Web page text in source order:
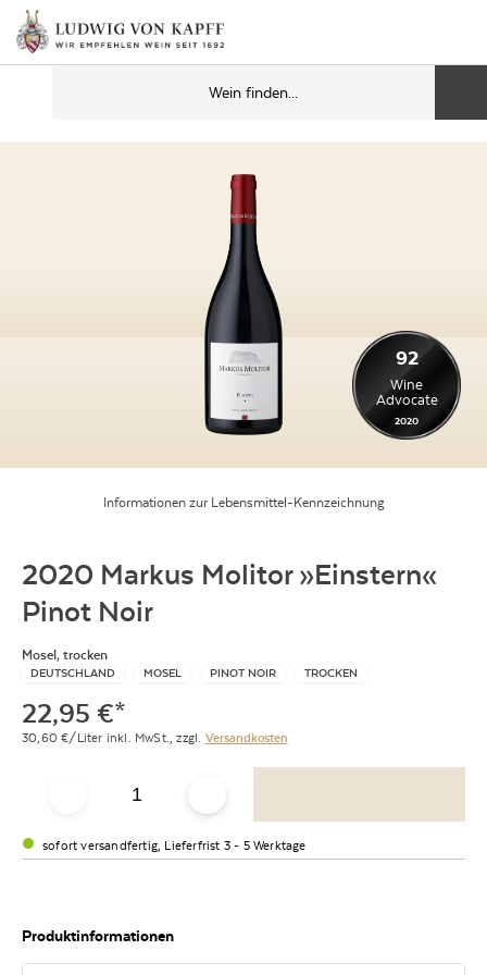
Informationen zur Lebensmittel-Kennzeichnung
92
Wine
Advocate
2020
2020 Markus Molitor »Einstern«
Pinot Noir
Mosel, trocken
DEUTSCHLAND MOSEL PINOT NOIR TROCKEN
22,95 €*
30,60 €/Liter inkl. MwSt., zzgl. Versandkosten
sofort versandfertig, Lieferfrist 3 - 5 Werktage
Produktinformationen